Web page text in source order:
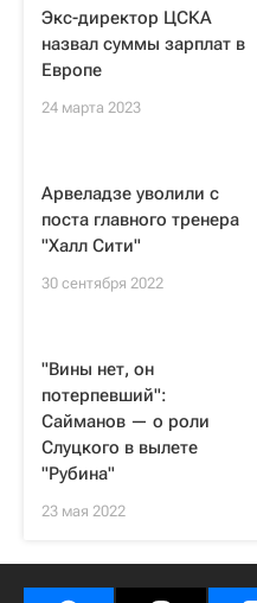
Экс-директор ЦСКА
назвал суммы зарплат в
Европе
24 марта 2023
Арвеладзе уволили с
поста главного тренера
"Халл Сити"
30 сентября 2022
"Вины нет, он
потерпевший":
Сайманов — о роли
Слуцкого в вылете
"Рубина"
23 мая 2022